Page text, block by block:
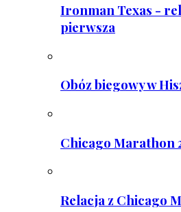
Ironman Texas -
pierwsza
Obóz biegowy w
Chicago Marathon
Relacja z Chicago